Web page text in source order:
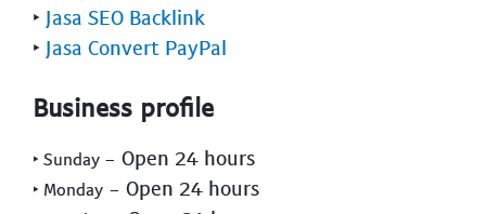
‣ Jasa SEO Backlink
‣ Jasa Convert PayPal
Business profile
‣ Sunday - Open 24 hours
‣ Monday - Open 24 hours